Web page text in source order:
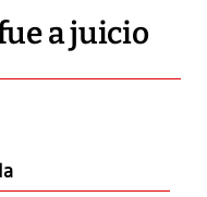
a juicio